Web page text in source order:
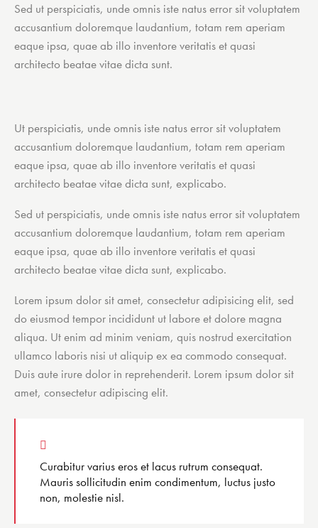
Sed ut perspiciatis, unde omnis iste natus error sit voluptatem
accusantium doloremque laudantium, totam rem aperiam
eaque ipsa, quae ab illo inventore veritatis et quasi
architecto beatae vitae dicta sunt.
Ut perspiciatis, unde omnis iste natus error sit voluptatem
accusantium doloremque laudantium, totam rem aperiam
eaque ipsa, quae ab illo inventore veritatis et quasi
architecto beatae vitae dicta sunt, explicabo.
Sed ut perspiciatis, unde omnis iste natus error sit voluptatem
accusantium doloremque laudantium, totam rem aperiam
eaque ipsa, quae ab illo inventore veritatis et quasi
architecto beatae vitae dicta sunt, explicabo.
Lorem ipsum dolor sit amet, consectetur adipisicing elit, sed
do eiusmod tempor incididunt ut labore et dolore magna
aliqua. Ut enim ad minim veniam, quis nostrud exercitation
ullamco laboris nisi ut aliquip ex ea commodo consequat.
Duis aute irure dolor in reprehenderit. Lorem ipsum dolor sit
amet, consectetur adipiscing elit.
Curabitur varius eros et lacus rutrum consequat.
Mauris sollicitudin enim condimentum, luctus justo
non, molestie nisl.